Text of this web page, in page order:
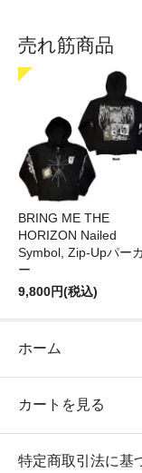
売れ筋商品
BRING ME THE
HORIZON Nailed
Symbol, Zip-Upパーカ
ー
9,800円(税込)
ホーム
カートを見る
特定商取引法に基